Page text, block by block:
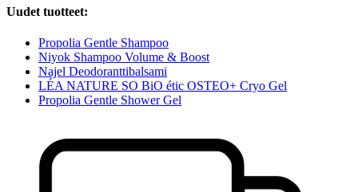
Uudet tuotteet:
Propolia Gentle Shampoo
Niyok Shampoo Volume & Boost
Najel Deodoranttibalsami
LÉA NATURE SO BiO étic OSTEO+ Cryo Gel
Propolia Gentle Shower Gel